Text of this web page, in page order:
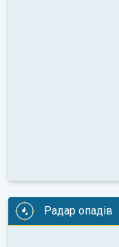
Радар опадів